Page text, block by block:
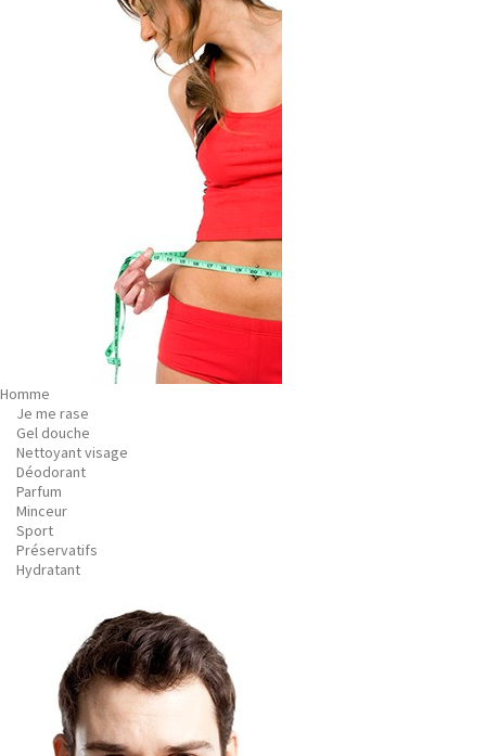
Homme
Je me rase
Gel douche
Nettoyant visage
Déodorant
Parfum
Minceur
Sport
Préservatifs
Hydratant